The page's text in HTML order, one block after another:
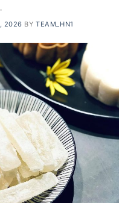
2026 BYTEAM_HN1